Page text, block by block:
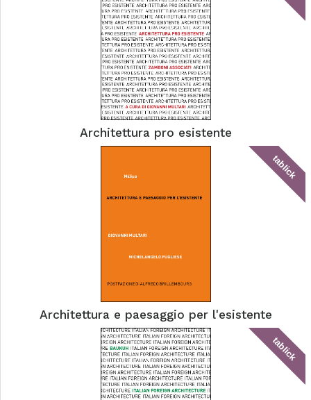
Architettura pro esistente
tablick
Architettura e paesaggio per l'esistente
tablick